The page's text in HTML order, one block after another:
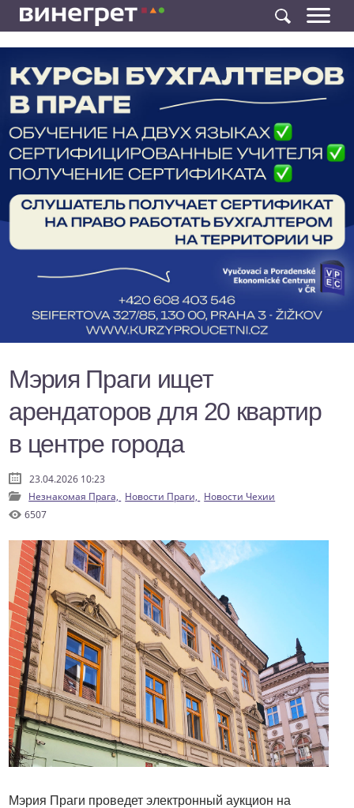
Мэрия Праги ищет
арендаторов для 20 квартир
в центре города
23.04.2026 10:23
Незнакомая Прага, Новости Праги, Новости Чехии
6507
Мэрия Праги проведет электронный аукцион на